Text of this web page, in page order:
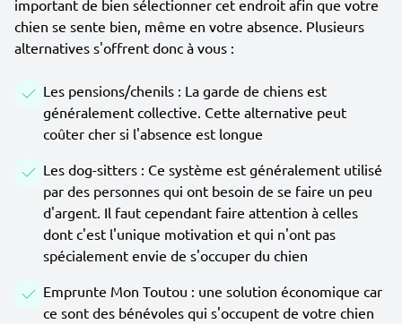
important de bien sélectionner cet endroit afin que votre
chien se sente bien, même en votre absence. Plusieurs
alternatives s'offrent donc à vous :
Les pensions/chenils : La garde de chiens est
généralement collective. Cette alternative peut
coûter cher si l'absence est longue
Les dog-sitters : Ce système est généralement utilisé
par des personnes qui ont besoin de se faire un peu
d'argent. Il faut cependant faire attention à celles
dont c'est l'unique motivation et qui n'ont pas
spécialement envie de s'occuper du chien
Emprunte Mon Toutou : une solution économique car
ce sont des bénévoles qui s'occupent de votre chien